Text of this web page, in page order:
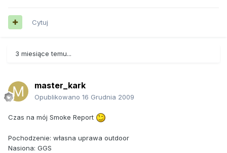
Cytuj
3 miesiące temu...
master_kark
Opublikowano 16 Grudnia 2009
Czas na mój Smoke Report
Pochodzenie: własna uprawa outdoor
Nasiona: GGS